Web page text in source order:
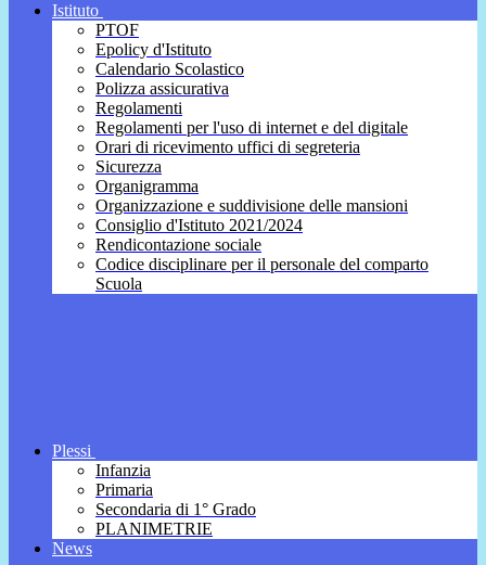
Istituto
PTOF
Epolicy d'Istituto
Calendario Scolastico
Polizza assicurativa
Regolamenti
Regolamenti per l'uso di internet e del digitale
Orari di ricevimento uffici di segreteria
Sicurezza
Organigramma
Organizzazione e suddivisione delle mansioni
Consiglio d'Istituto 2021/2024
Rendicontazione sociale
Codice disciplinare per il personale del comparto
Scuola
Plessi
Infanzia
Primaria
Secondaria di 1° Grado
PLANIMETRIE
News